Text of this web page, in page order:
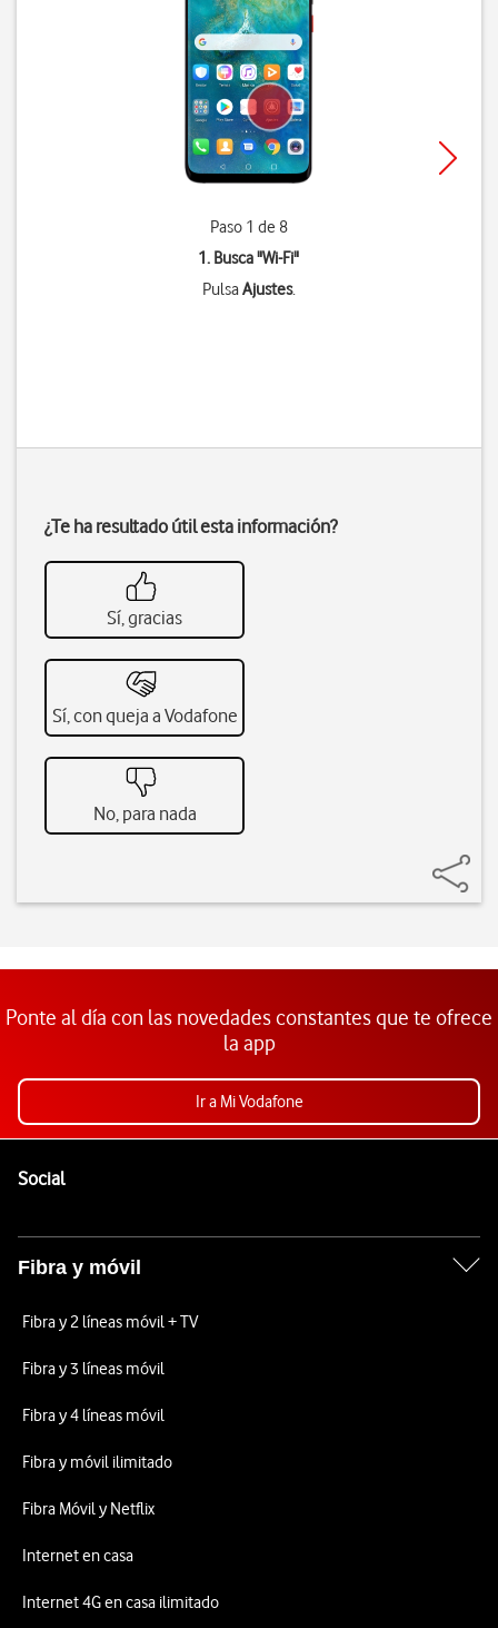
Paso 1 de 8
1. Busca "Wi-Fi"
PulsaAjustes.
¿Te ha resultado útil esta información?
Sí, gracias
Sí, con queja a Vodafone
No, para nada
Ponte al día con las novedades constantes que te ofrece
la app
Ir a Mi Vodafone
SocialEnlaces a las redes sociales de Vodafone
Fibra y móvil
Fibra y 2 líneas móvil + TV
Fibra y 3 líneas móvil
Fibra y 4 líneas móvil
Fibra y móvil ilimitado
Fibra Móvil y Netflix
Internet en casa
Internet 4G en casa ilimitado